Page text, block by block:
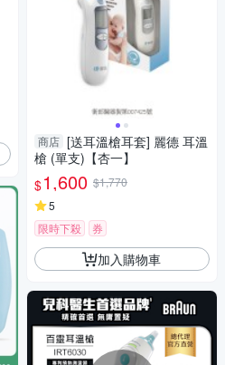
商店 [送耳溫槍耳套] 麗德 耳溫
槍 (單支)【杏一】
$1,600 $1,770
5
限時下殺
券
加入購物車